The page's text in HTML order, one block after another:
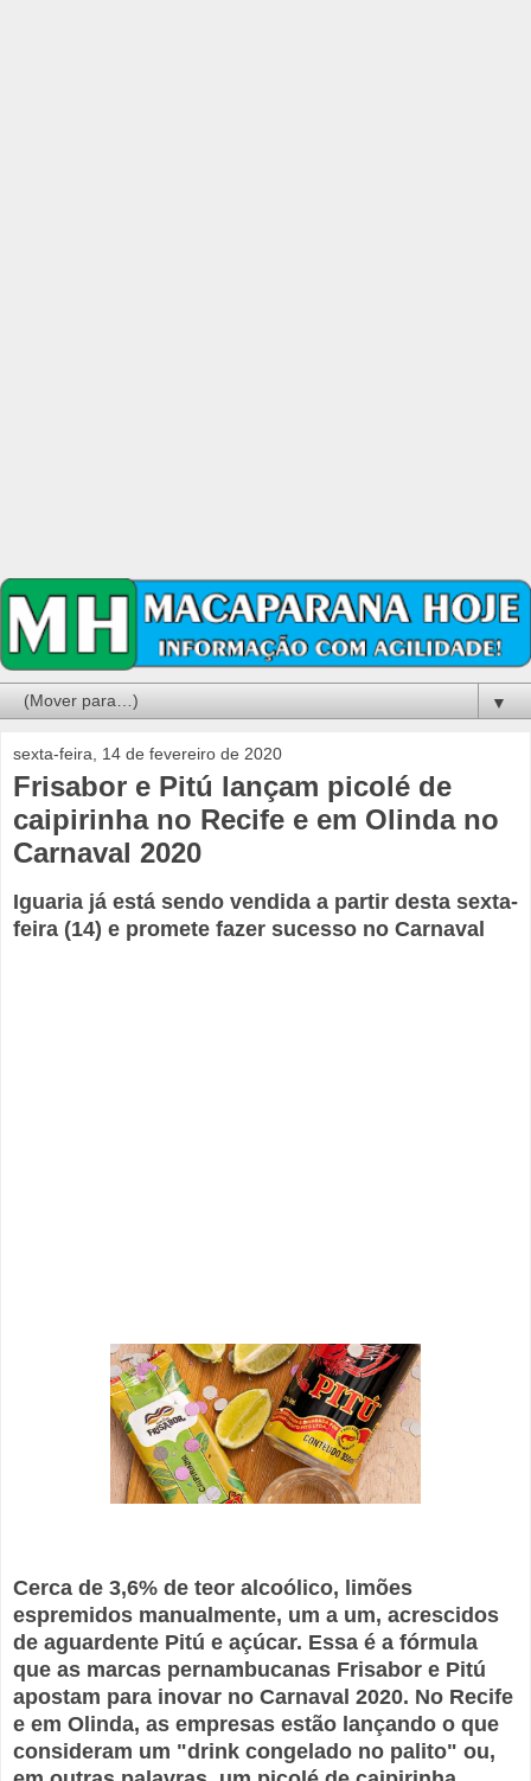
▼
sexta-feira, 14 de fevereiro de 2020
Frisabor e Pitú lançam picolé de
caipirinha no Recife e em Olinda no
Carnaval 2020
Iguaria já está sendo vendida a partir desta sexta-
feira (14) e promete fazer sucesso no Carnaval
Cerca de 3,6% de teor alcoólico, limões
espremidos manualmente, um a um, acrescidos
de aguardente Pitú e açúcar. Essa é a fórmula
que as marcas pernambucanas Frisabor e Pitú
apostam para inovar no Carnaval 2020. No Recife
e em Olinda, as empresas estão lançando o que
consideram um "drink congelado no palito" ou,